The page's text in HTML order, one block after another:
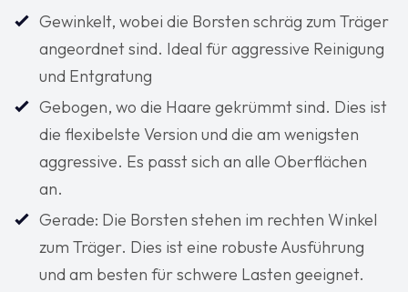
Gewinkelt, wobei die Borsten schräg zum Träger
angeordnet sind. Ideal für aggressive Reinigung
und Entgratung
Gebogen, wo die Haare gekrümmt sind. Dies ist
die flexibelste Version und die am wenigsten
aggressive. Es passt sich an alle Oberflächen
an.
Gerade: Die Borsten stehen im rechten Winkel
zum Träger. Dies ist eine robuste Ausführung
und am besten für schwere Lasten geeignet.